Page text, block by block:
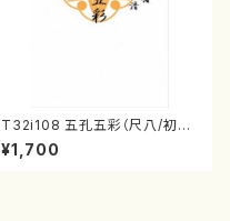
T32i108 五孔五彩（尺八/初代
石垣征山/尺八/都山式譜）都山
流公刊楽譜曲番:557
¥1,700